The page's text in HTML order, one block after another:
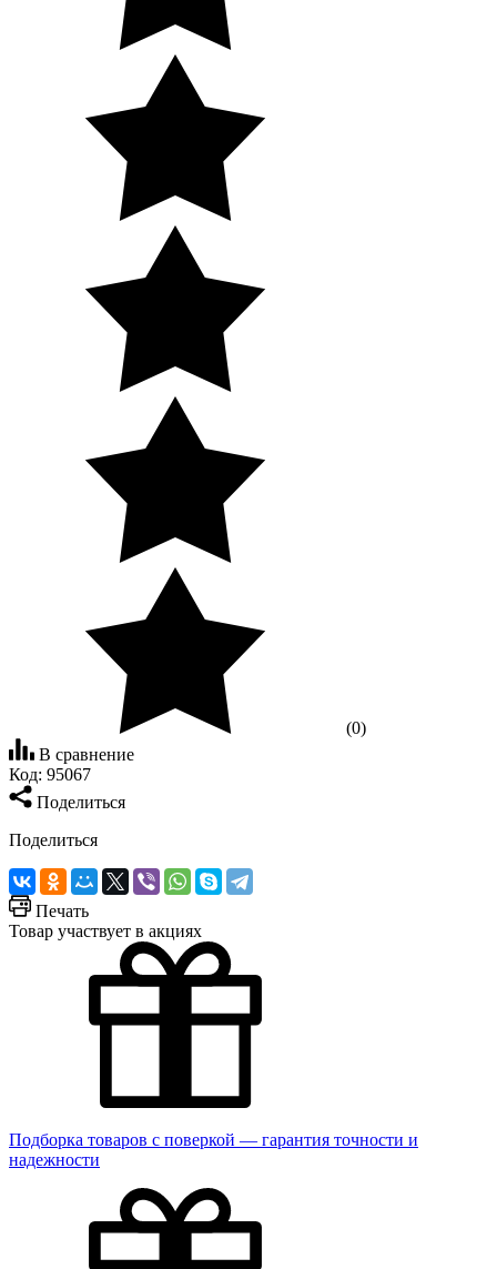
(0)
В сравнение
Код: 95067
Поделиться
Поделиться
Печать
Товар участвует в акциях
Подборка товаров с поверкой — гарантия точности и
надежности